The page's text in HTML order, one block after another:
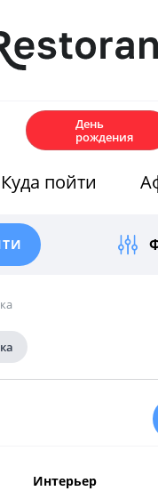
День
рождения
Куда пойти
Интерьер